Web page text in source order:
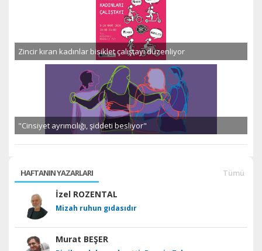
Zincir kıran kadınlar bisiklet çalıştayı düzenliyor
"Cinsiyet ayrımcılığı, şiddeti besliyor"
HAFTANIN YAZARLARI Tümü
İzel ROZENTAL
Mizah ruhun gıdasıdır
Murat BEŞER